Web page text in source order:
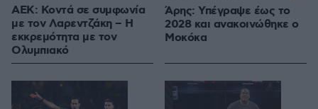
ΑΕΚ: Κοντά σε συμφωνία
με τον Λαρεντζάκη – Η
εκκρεμότητα με τον
Ολυμπιακό
Άρης: Υπέγραψε έως το
2028 και ανακοινώθηκε ο
Μοκόκα